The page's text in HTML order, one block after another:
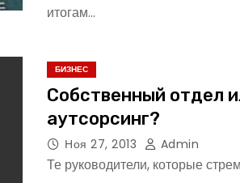
итогам…
БИЗНЕС
Собственный отдел
аутсорсинг?
Ноя 27, 2013 Admin
Те руководители, которые